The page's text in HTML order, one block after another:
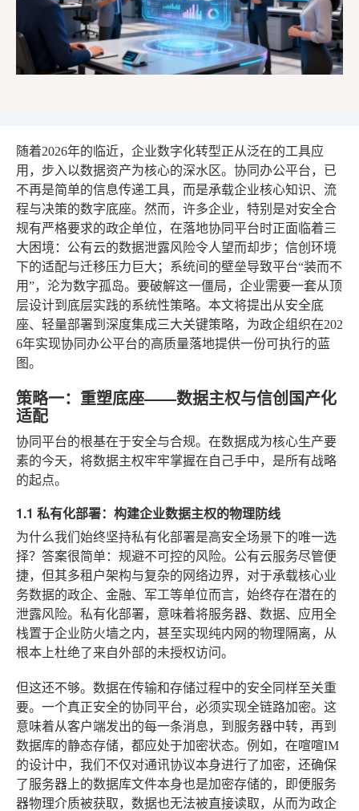
随着2026年的临近，企业数字化转型正从泛在的工具应
用，步入以数据资产为核心的深水区。协同办公平台，已
不再是简单的信息传递工具，而是承载企业核心知识、流
程与决策的数字底座。然而，许多企业，特别是对安全合
规有严格要求的政企单位，在落地协同平台时正面临着三
大困境：公有云的数据泄露风险令人望而却步；信创环境
下的适配与迁移压力巨大；系统间的壁垒导致平台“装而不
用”，沦为数字孤岛。要破解这一僵局，企业需要一套从顶
层设计到底层实践的系统性策略。本文将提出从安全底
座、轻量部署到深度集成三大关键策略，为政企组织在202
6年实现协同办公平台的高质量落地提供一份可执行的蓝
图。
策略一：重塑底座——数据主权与信创国产化
适配
协同平台的根基在于安全与合规。在数据成为核心生产要
素的今天，将数据主权牢牢掌握在自己手中，是所有战略
的起点。
1.1 私有化部署：构建企业数据主权的物理防线
为什么我们始终坚持私有化部署是高安全场景下的唯一选
择？答案很简单：规避不可控的风险。公有云服务尽管便
捷，但其多租户架构与复杂的网络边界，对于承载核心业
务数据的政企、金融、军工等单位而言，始终存在潜在的
泄露风险。私有化部署，意味着将服务器、数据、应用全
栈置于企业防火墙之内，甚至实现纯内网的物理隔离，从
根本上杜绝了来自外部的未授权访问。
但这还不够。数据在传输和存储过程中的安全同样至关重
要。一个真正安全的协同平台，必须实现全链路加密。这
意味着从客户端发出的每一条消息，到服务器中转，再到
数据库的静态存储，都应处于加密状态。例如，在喧喧IM
的设计中，我们不仅对通讯协议本身进行了加密，还确保
了服务器上的数据库文件本身也是加密存储的，即便服务
器物理介质被获取，数据也无法被直接读取，从而为政企